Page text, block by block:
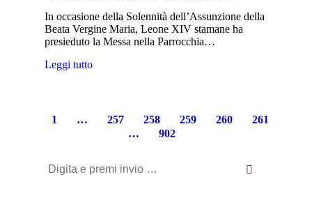
In occasione della Solennità dell’Assunzione della
Beata Vergine Maria, Leone XIV stamane ha
presieduto la Messa nella Parrocchia…
Leggi tutto
1 … 257 258 259 260
261
…
902
Cerca: